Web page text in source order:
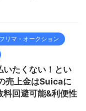
リマ・オークション
いたくない！とい
売上金はSuicaに
料回避可能&利便性